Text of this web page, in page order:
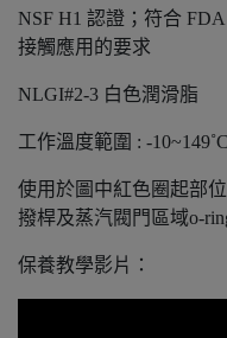
NSF H1 認證；符合
接觸應用的要求
NLGI#2-3 白色潤滑脂
工作溫度範圍 : -10~149˚C
使用於圖中紅色圈起部
撥桿及蒸汽閥門區域o-
保養教學影片：